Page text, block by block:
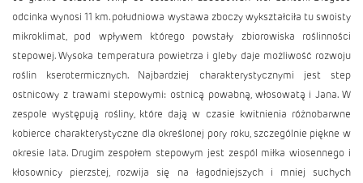
odcinka wynosi 11 km. południowa wystawa zboczy wykształciła tu swoisty
mikroklimat, pod wpływem którego powstały zbiorowiska roślinności
stepowej. Wysoka temperatura powietrza i gleby daje możliwość rozwoju
roślin kserotermicznych. Najbardziej charakterystycznymi jest step
ostnicowy z trawami stepowymi: ostnicą powabną, włosowatą i Jana. W
zespole występują rośliny, które dają w czasie kwitnienia różnobarwne
kobierce charakterystyczne dla określonej pory roku, szczególnie piękne w
okresie lata. Drugim zespołem stepowym jest zespól miłka wiosennego i
kłosownicy pierzstej, rozwija się na łagodniejszych i mniej suchych